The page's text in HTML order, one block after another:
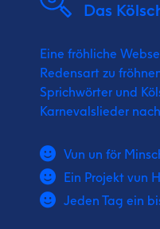
Das
Eine fröhliche
Redensart zu
Sprichwörter und
Karnevalslieder
Vun un för
Ein Projekt vun
Jeden Tag ein